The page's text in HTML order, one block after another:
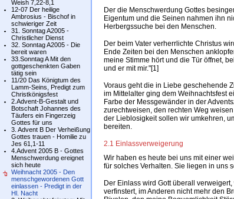
Weish 7,22-8,1
12-07 Der heilige
Ambrosius - Bischof in
schwieriger Zeit
31. Sonntag A2005 -
Christlicher Dienst
32. Sonntag A2005 - Die
bereit waren
33.Sonntag A Mit den
gottgeschenkten Gaben
tätig sein
11/20 Das Königtum des
Lamm-Seins, Predigt zum
Christkönigsfest
2.Advent-B-Gestalt und
Botschaft Johannes des
Täufers ein Fingerzeig
Gottes für uns
3. Advent B Der Verheißung
Gottes trauen - Homilie zu
Jes 61,1-11
4.Advent 2005 B - Gottes
Menschwerdung ereignet
sich heute
Weihnacht 2005 - Den
menschgewordenen Gott
einlassen - Predigt in der
Hl. Nacht
Der die Menschwerdung Gottes
Eigentum und die Seinen nahmen ihn
Herbergssuche bei den Menschen.
Der beim Vater verherrlichte Christus
Ende Zeiten bei den Menschen
meine Stimme hört und die Tür öffnet,
und er mit mir."[1]
Voraus geht die in Liebe geschehende
im Mittelalter ging dem Weihnachtsfest
Farbe der Messgewänder in der
zurechtweisen, den rechten Weg
der Lieblosigkeit sollen wir umkehren,
bereiten.
2.1 Einlassverweigerung
Wir haben es heute bei uns mit einer
für solches Verhalten. Sie liegen in uns
Der Einlass wird Gott überall
verfinstert, im Anderen nicht mehr den